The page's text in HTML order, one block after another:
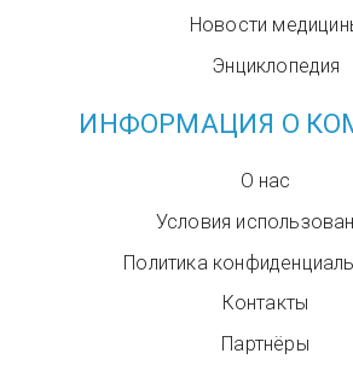
Новости
Энциклопедия
ИНФОРМАЦИЯ О
О нас
Условия
Политика
Контакты
Партнёры